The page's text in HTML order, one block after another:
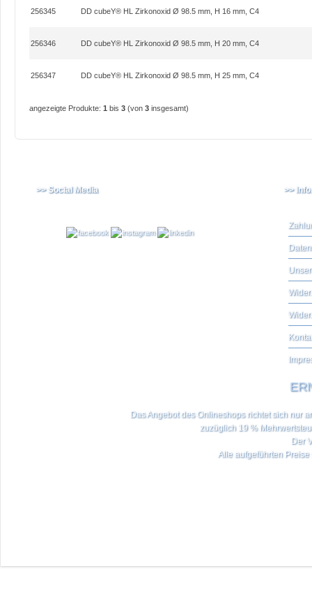
256345 DD cubeY® HL Zirkonoxid Ø 98.5 mm, H 16 mm, C4
256346 DD cubeY® HL Zirkonoxid Ø 98.5 mm, H 20 mm, C4
256347 DD cubeY® HL Zirkonoxid Ø 98.5 mm, H 25 mm, C4
angezeigte Produkte: 1 bis 3 (von 3 insgesamt)
>> Social Media >>
Das Angebot des Onlineshops richtet sich nur
zuzüglich 19 %
Der
Alle aufgeführten